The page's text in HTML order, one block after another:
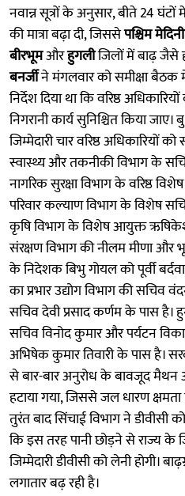
नवान्न सूत्रों के अनुसार, बीते 24
की मात्रा बढ़ा दी, जिससेपश्चिम
बीरभूमऔरहुगलीजिलों में बाढ़ जैसे
बनर्जीने मंगलवार को समीक्षा
निर्देश दिया था कि वरिष्ठ
निगरानी कार्य सुनिश्चित किया
जिम्मेदारी चार वरिष्ठ अधिकारियों
स्वास्थ्य और तकनीकी विभाग के
नागरिक सुरक्षा विभाग के वरिष्ठ
परिवार कल्याण विभाग के विशेष
कृषि विभाग के विशेष आयुक्त ऋषिकेश
संरक्षण विभाग की नीलम मीणा और
के निदेशक बिभु गोयल को पूर्वी
का प्रभार उद्योग विभाग की सचिव
सचिव देवी प्रसाद कर्णम के पास है।
सचिव विनोद कुमार और पर्यटन
अभिषेक कुमार तिवारी के पास है।
से बार-बार अनुरोध के बावजूद
हटाया गया, जिससे जल धारण
तुरंत बाद सिंचाई विभाग ने डीवीसी
कि इस तरह पानी छोड़ने से राज्य के
जिम्मेदारी डीवीसी को लेनी होगी।
लगातार बढ़ रही है।